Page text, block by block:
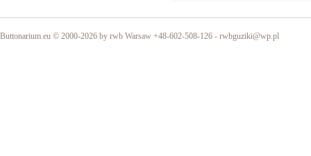
Buttonarium.eu © 2000-2026 by rwb Warsaw +48-602-508-126 - rwbguziki@wp.pl